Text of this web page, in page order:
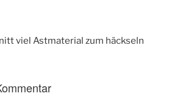
viel Astmaterial zum häckseln